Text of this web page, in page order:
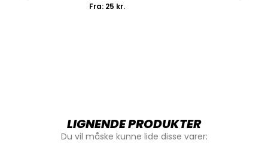
Fra: 25 kr.
LIGNENDE PRODUKTER
Du vil måske kunne lide disse varer: